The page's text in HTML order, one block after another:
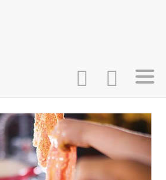
INLOGGEN
AANMELDEN
HOME
RECEPTEN